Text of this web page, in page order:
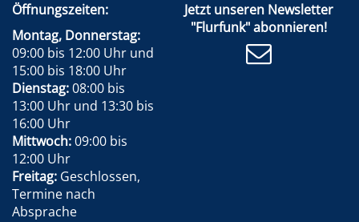
Jetzt unseren Newsletter
"Flurfunk" abonnieren!
Öffnungszeiten:
Montag, Donnerstag:
09:00 bis 12:00 Uhr und
15:00 bis 18:00 Uhr
Dienstag:08:00 bis
13:00 Uhr und 13:30 bis
16:00 Uhr
Mittwoch:09:00 bis
12:00 Uhr
Freitag: Geschlossen,
Termine nach
Absprache